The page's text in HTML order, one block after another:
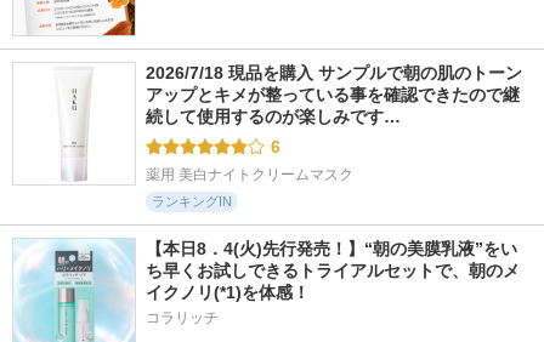
2026/7/18 現品を購入 サンプルで朝の肌のトーン
アップとキメが整っている事を確認できたので継
続して使用するのが楽しみです…
6
薬用 美白ナイトクリームマスク
ランキングIN
【本日8．4(火)先行発売！】“朝の美膜乳液”をい
ち早くお試しできるトライアルセットで、朝のメ
イクノリ(*1)を体感！
コラリッチ